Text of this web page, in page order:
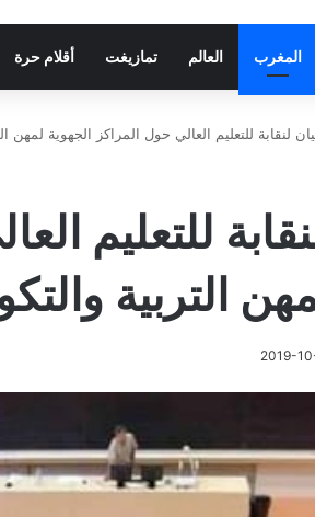
المغرب العالم تمازيغت أقلام حرة
لنقابة للتعليم العالي حول المراكز الجهوية لمهن
للتعليم
التربية
2019-